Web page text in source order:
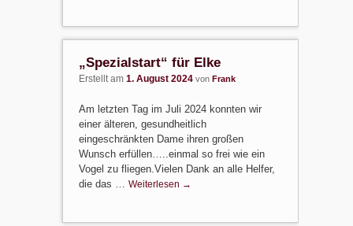
„Spezialstart“ für Elke
Erstellt am 1. August 2024 von Frank
Am letzten Tag im Juli 2024 konnten wir
einer älteren, gesundheitlich
eingeschränkten Dame ihren großen
Wunsch erfüllen…..einmal so frei wie ein
Vogel zu fliegen.Vielen Dank an alle Helfer,
die das … Weiterlesen →